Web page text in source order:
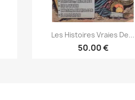
نظرة سريعة
Les Histoires Vraies De...
50.00 €